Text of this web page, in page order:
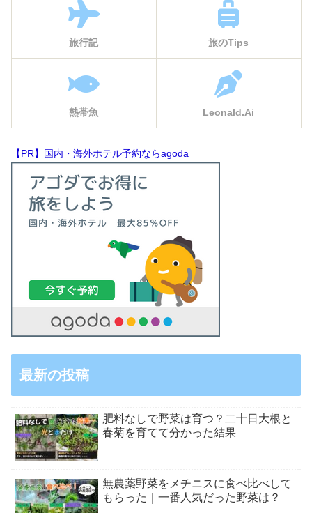
旅行記 旅のTips
熱帯魚 Leonald.Ai
【PR】国内・海外ホテル予約ならagoda
最新の投稿
肥料なしで野菜は育つ？二十日大根と
春菊を育てて分かった結果
無農薬野菜をメチニスに食べ比べして
もらった｜一番人気だった野菜は？